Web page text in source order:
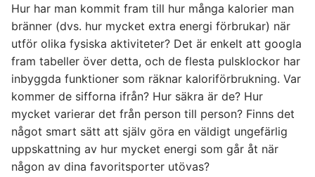
Hur har man kommit fram till hur många kalorier man
bränner (dvs. hur mycket extra energi förbrukar) när
utför olika fysiska aktiviteter? Det är enkelt att googla
fram tabeller över detta, och de flesta pulsklockor har
inbyggda funktioner som räknar kaloriförbrukning. Var
kommer de sifforna ifrån? Hur säkra är de? Hur
mycket varierar det från person till person? Finns det
något smart sätt att själv göra en väldigt ungefärlig
uppskattning av hur mycket energi som går åt när
någon av dina favoritsporter utövas?